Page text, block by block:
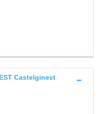
Castelginest